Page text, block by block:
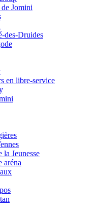
Jomini
des-Druides
en libre-service
la Jeunesse
aréna